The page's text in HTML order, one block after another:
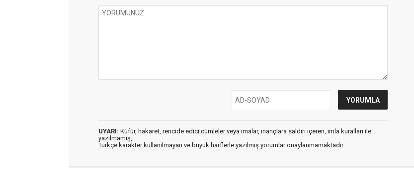
UYARI: Küfür, hakaret, rencide edici cümleler veya imalar, inançlara saldırı içeren, imla kuralları ile
yazılmamış,
Türkçe karakter kullanılmayan ve büyük harflerle yazılmış yorumlar onaylanmamaktadır.